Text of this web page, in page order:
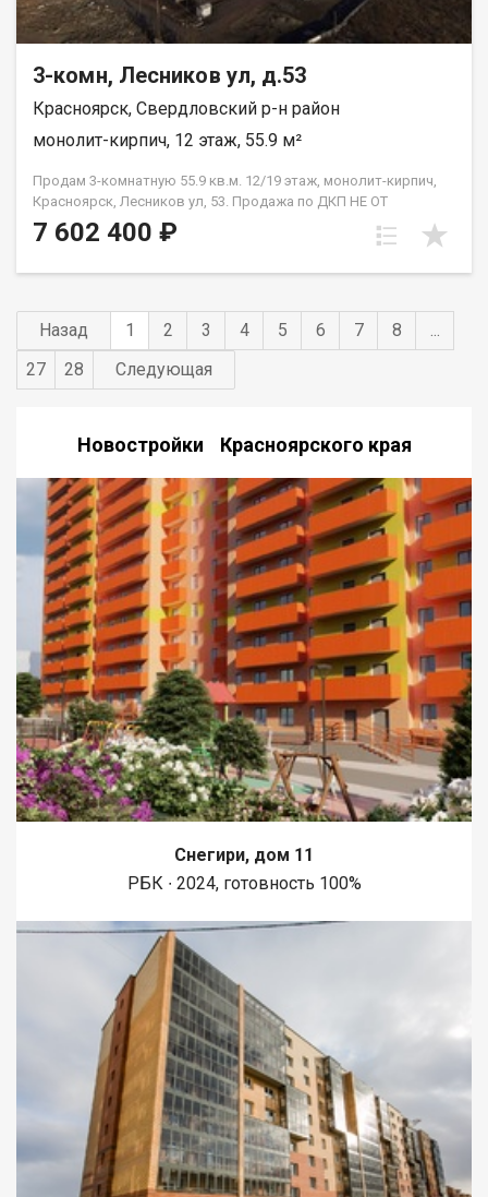
3-комн, Лесников ул, д.53
Красноярск, Свердловский р-н район
монолит-кирпич, 12 этаж, 55.9 м²
Продам 3-комнатную 55.9 кв.м. 12/19 этаж, монолит-кирпич,
Красноярск, Лесников ул, 53. Продажа по ДКП НЕ ОТ
ЗАСТРОЙЩИКА
7 602 400 ₽
Назад 1 2 3 4 5 6 7 8
...
27
28 Следующая
Новостройки Красноярского края
Снегири, дом 11
РБК ∙ 2024, готовность 100%